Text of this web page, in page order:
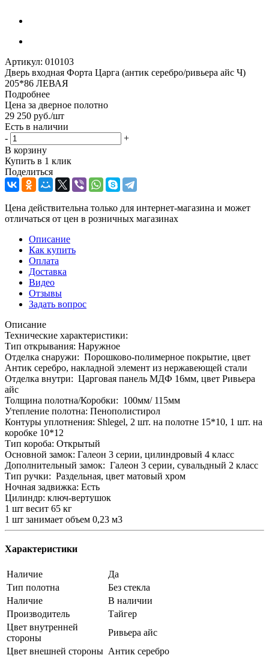
Артикул: 010103
Дверь входная Форта Царга (антик серебро/ривьера айс Ч)
205*86 ЛЕВАЯ
Подробнее
Цена за дверное полотно
29 250 руб./шт
Есть в наличии
-
+
В корзину
Купить в 1 клик
Поделиться
Цена действительна только для интернет-магазина и может
отличаться от цен в розничных магазинах
Описание
Как купить
Оплата
Доставка
Видео
Отзывы
Задать вопрос
Описание
Технические характеристики:
Тип открывания: Наружное
Отделка снаружи: Порошково-полимерное покрытие, цвет
Антик серебро, накладной элемент из нержавеющей стали
Отделка внутри: Царговая панель МДФ 16мм, цвет Ривьера
айс
Толщина полотна/Коробки: 100мм/ 115мм
Утепление полотна: Пенополистирол
Контуры уплотнения: Shlegel, 2 шт. на полотне 15*10, 1 шт. на
коробке 10*12
Тип короба: Открытый
Основной замок: Галеон 3 серии, цилиндровый 4 класс
Дополнительный замок: Галеон 3 серии, сувальдный 2 класс
Тип ручки: Раздельная, цвет матовый хром
Ночная задвижка: Есть
Цилиндр: ключ-вертушок
1 шт весит 65 кг
1 шт занимает объем 0,23 м3
Характеристики
Наличие
Да
Тип полотна
Без стекла
Наличие
В наличии
Производитель
Тайгер
Цвет внутренней
стороны
Ривьера айс
Цвет внешней стороны Антик серебро